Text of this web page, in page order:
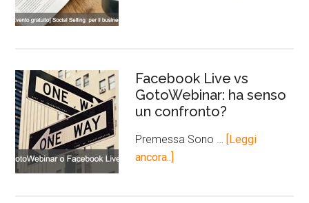
Facebook Live vs
GotoWebinar: ha senso
un confronto?
Premessa Sono …
[Leggi
ancora..]